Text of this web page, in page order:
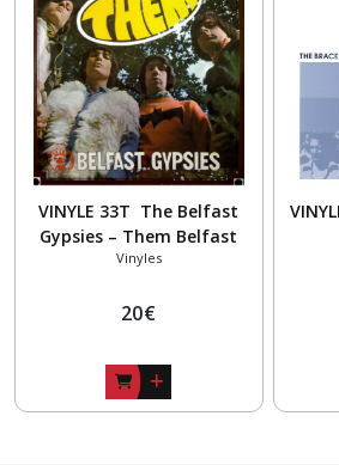
VINYLE 33T The Belfast
Gypsies – Them Belfast
Gypsies - Yellow Vinyle
Vinyles
20€